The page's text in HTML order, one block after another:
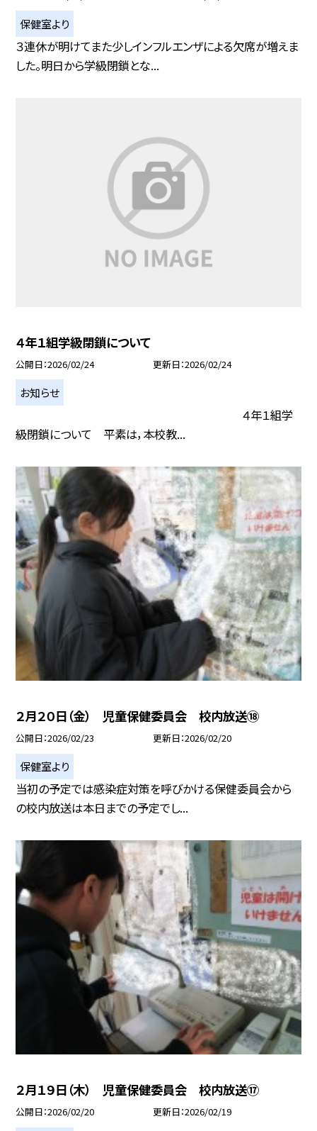
保健室より
３連休が明けてまた少しインフルエンザによる欠席が増えま
した。明日から学級閉鎖とな...
４年１組学級閉鎖について
公開日 2026/02/24 更新日 2026/02/24
お知らせ
４年１組学
級閉鎖について 平素は，本校教...
２月２０日（金） 児童保健委員会 校内放送⑱
公開日 2026/02/23 更新日 2026/02/20
保健室より
当初の予定では感染症対策を呼びかける保健委員会から
の校内放送は本日までの予定でし...
２月１９日（木） 児童保健委員会 校内放送⑰
公開日 2026/02/20 更新日 2026/02/19